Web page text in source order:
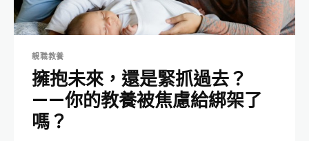
親職教養
擁抱未來，還是緊抓過去？
——你的教養被焦慮給綁架了
嗎？